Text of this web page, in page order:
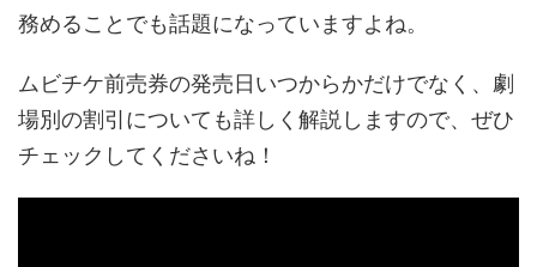
務めることでも話題になっていますよね。
ムビチケ前売券の発売日いつからかだけでなく、劇
場別の割引についても詳しく解説しますので、ぜひ
チェックしてくださいね！